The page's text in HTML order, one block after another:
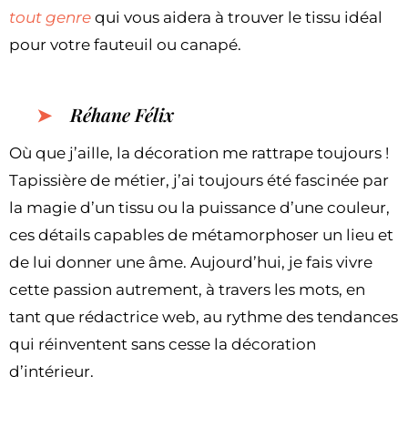
tout genre qui vous aidera à trouver le tissu idéal
pour votre fauteuil ou canapé.
Réhane Félix
Où que j’aille, la décoration me rattrape toujours !
Tapissière de métier, j’ai toujours été fascinée par
la magie d’un tissu ou la puissance d’une couleur,
ces détails capables de métamorphoser un lieu et
de lui donner une âme. Aujourd’hui, je fais vivre
cette passion autrement, à travers les mots, en
tant que rédactrice web, au rythme des tendances
qui réinventent sans cesse la décoration
d’intérieur.